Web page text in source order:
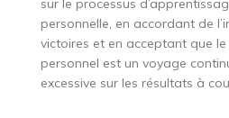
sur le processus
personnelle, en accordant de
victoires et en acceptant que
personnel est un voyage
excessive sur les résultats à